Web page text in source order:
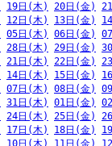
19日(木) 20日(金)
12日(木) 13日(金)
05日(木) 06日(金)
28日(木) 29日(金)
21日(木) 22日(金)
14日(木) 15日(金)
07日(木) 08日(金)
31日(木) 01日(金)
24日(木) 25日(金)
17日(木) 18日(金)
10日(木) 11日(金)